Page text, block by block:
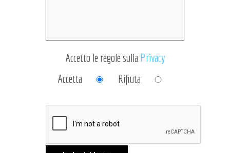
Accetto le regole sulla Privacy
Accetta
Rifiuta